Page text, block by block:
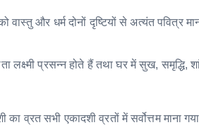
वास्तु और धर्म दोनों दृष्टियों से अत्यंत पवित्र
लक्ष्मी प्रसन्न होते हैं तथा घर में सुख, समृद्धि,
का व्रत सभी एकादशी व्रतों में सर्वोत्तम